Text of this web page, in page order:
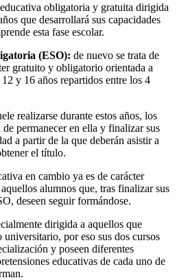
obligatoria y gratuita dirigida
que desarrollará sus capacidades
esta fase escolar.
(ESO): de nuevo se trata de
gratuito y obligatorio orientada a
y 16 años repartidos entre los 4
realizarse durante estos años, los
permanecer en ella y finalizar sus
a partir de la que deberán asistir a
el título.
en cambio ya es de carácter
alumnos que, tras finalizar sus
deseen seguir formándose.
dirigida a aquellos que
universitario, por eso sus dos cursos
y poseen diferentes
educativas de cada uno de